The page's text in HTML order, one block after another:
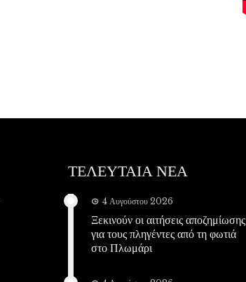
ΤΕΛΕΥΤΑΙΑ ΝΕΑ
4 Αυγούστου 2026
Ξεκινούν οι αιτήσεις αποζημίωσης
για τους πληγέντες από τη φωτιά
στο Πλωμάρι